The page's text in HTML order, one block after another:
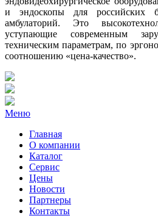
и эндоскопы для российских
амбулаторий. Это
уступающие современным
техническим параметрам, по
соотношению «цена-качество».
Меню
Главная
О компании
Каталог
Сервис
Цены
Новости
Партнеры
Контакты